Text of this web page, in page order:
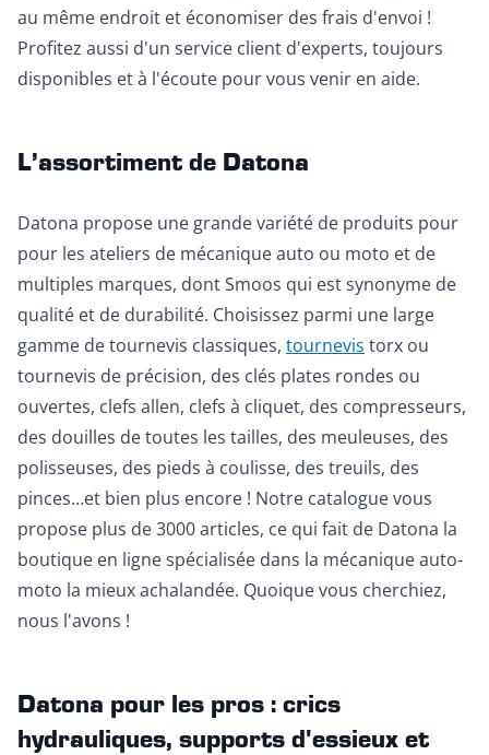
au même endroit et économiser des frais d'envoi !
Profitez aussi d'un service client d'experts, toujours
disponibles et à l'écoute pour vous venir en aide.
L’assortiment de Datona
Datona propose une grande variété de produits pour
pour les ateliers de mécanique auto ou moto et de
multiples marques, dont Smoos qui est synonyme de
qualité et de durabilité. Choisissez parmi une large
gamme de tournevis classiques, tournevis torx ou
tournevis de précision, des clés plates rondes ou
ouvertes, clefs allen, clefs à cliquet, des compresseurs,
des douilles de toutes les tailles, des meuleuses, des
polisseuses, des pieds à coulisse, des treuils, des
pinces…et bien plus encore ! Notre catalogue vous
propose plus de 3000 articles, ce qui fait de Datona la
boutique en ligne spécialisée dans la mécanique auto-
moto la mieux achalandée. Quoique vous cherchiez,
nous l'avons !
Datona pour les pros : crics
hydrauliques, supports d'essieux et